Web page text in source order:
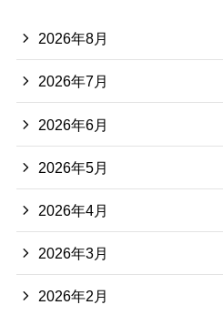
2026年8月
2026年7月
2026年6月
2026年5月
2026年4月
2026年3月
2026年2月